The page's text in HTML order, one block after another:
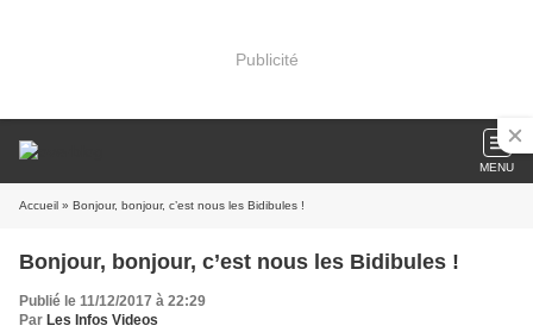
Publicité
MENU
Accueil » Bonjour, bonjour, c’est nous les Bidibules !
Bonjour, bonjour, c’est nous les Bidibules !
Publié le 11/12/2017 à 22:29
Par Les Infos Videos